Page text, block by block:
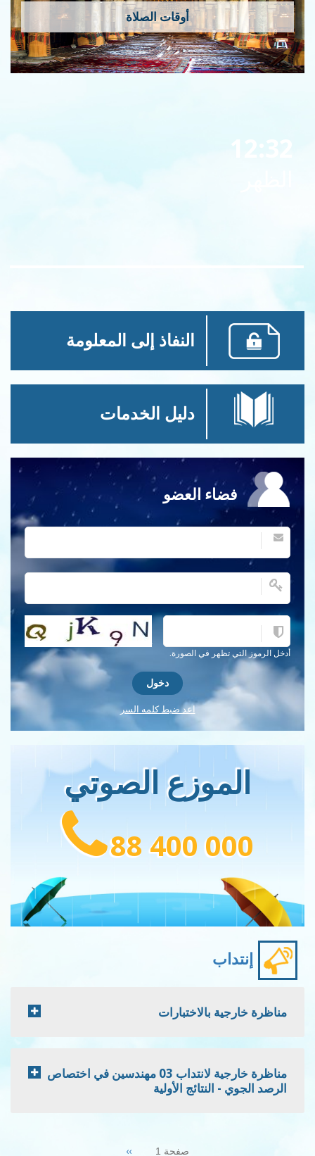
أوقات الصلاة
12:32
النفاذ إلى المعلومة
دليل الخدمات
فضاء العضو
أدخل الرموز التي تظهر في الصورة.
احصل على كلمة التحقق جديدة!
اعد ضبط كلمه السر
الموزع الصوتي
88 400 000
إنتداب
مناظرة خارجية بالاختبارات
مناظرة خارجية لانتداب 03 مهندسين في اختصاص
الرصد الجوي - النتائج الأولية
صفحة 1 Next
››